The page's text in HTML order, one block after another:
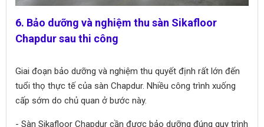
6. Bảo dưỡng và nghiệm thu sàn Sikafloor
Chapdur sau thi công
Giai đoạn bảo dưỡng và nghiệm thu quyết định rất lớn đến
tuổi thọ thực tế của sàn Chapdur. Nhiều công trình xuống
cấp sớm do chủ quan ở bước này.
- Sàn Sikafloor Chapdur cần được bảo dưỡng đúng quy trình